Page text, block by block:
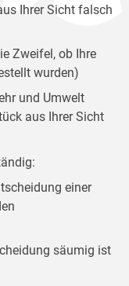
Ihrer Sicht falsch
Zweifel, ob Ihre
wurden)
und Umwelt
aus Ihrer Sicht
einer
säumig ist